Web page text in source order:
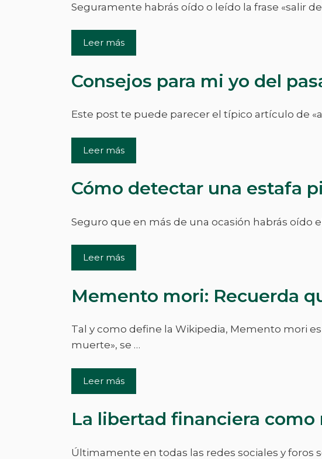
Seguramente habrás oído o leído la frase «salir
Leer más
Consejos para mi yo del
Este post te puede parecer el típico artículo de
Leer más
Cómo detectar una estafa
Seguro que en más de una ocasión habrás oído
Leer más
Memento mori: Recuerda
Tal y como define la Wikipedia, Memento mori
muerte», se …
Leer más
La libertad financiera
Últimamente en todas las redes sociales y